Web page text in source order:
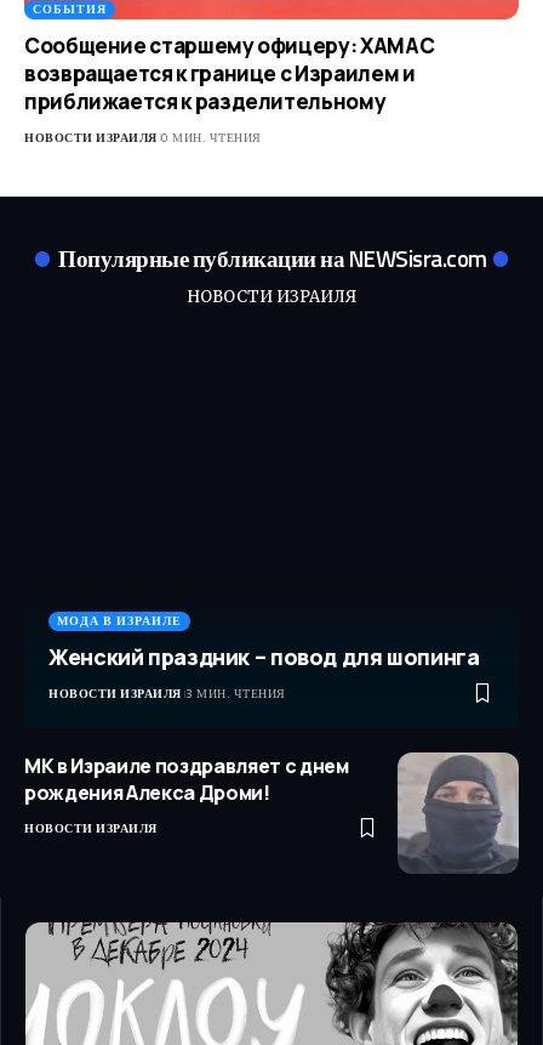
СОБЫТИЯ
Сообщение старшему офицеру: ХАМАС
возвращается к границе с Израилем и
приближается к разделительному
НОВОСТИ ИЗРАИЛЯ 0 МИН. ЧТЕНИЯ
Популярные публикации на NEWSisra.com
НОВОСТИ ИЗРАИЛЯ
МОДА В ИЗРАИЛЕ
Женский праздник – повод для шопинга
НОВОСТИ ИЗРАИЛЯ 3 МИН. ЧТЕНИЯ
МК в Израиле поздравляет с днем
рождения Алекса Дроми!
НОВОСТИ ИЗРАИЛЯ